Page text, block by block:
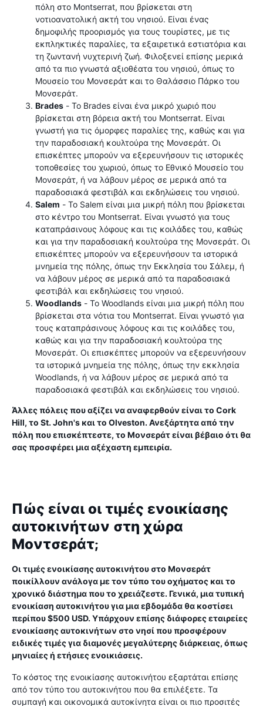
πόλη στο Montserrat, που βρίσκεται στη
νοτιοανατολική ακτή του νησιού. Είναι ένας
δημοφιλής προορισμός για τους τουρίστες, με τις
εκπληκτικές παραλίες, τα εξαιρετικά εστιατόρια και
τη ζωντανή νυχτερινή ζωή. Φιλοξενεί επίσης μερικά
από τα πιο γνωστά αξιοθέατα του νησιού, όπως το
Μουσείο του Μονσεράτ και το Θαλάσσιο Πάρκο του
Μονσεράτ.
Brades - Το Brades είναι ένα μικρό χωριό που
βρίσκεται στη βόρεια ακτή του Montserrat. Είναι
γνωστή για τις όμορφες παραλίες της, καθώς και για
την παραδοσιακή κουλτούρα της Μονσεράτ. Οι
επισκέπτες μπορούν να εξερευνήσουν τις ιστορικές
τοποθεσίες του χωριού, όπως το Εθνικό Μουσείο του
Μονσεράτ, ή να λάβουν μέρος σε μερικά από τα
παραδοσιακά φεστιβάλ και εκδηλώσεις του νησιού.
Salem - Το Salem είναι μια μικρή πόλη που βρίσκεται
στο κέντρο του Montserrat. Είναι γνωστό για τους
καταπράσινους λόφους και τις κοιλάδες του, καθώς
και για την παραδοσιακή κουλτούρα της Μονσεράτ. Οι
επισκέπτες μπορούν να εξερευνήσουν τα ιστορικά
μνημεία της πόλης, όπως την Εκκλησία του Σάλεμ, ή
να λάβουν μέρος σε μερικά από τα παραδοσιακά
φεστιβάλ και εκδηλώσεις του νησιού.
Woodlands - Το Woodlands είναι μια μικρή πόλη που
βρίσκεται στα νότια του Montserrat. Είναι γνωστό για
τους καταπράσινους λόφους και τις κοιλάδες του,
καθώς και για την παραδοσιακή κουλτούρα της
Μονσεράτ. Οι επισκέπτες μπορούν να εξερευνήσουν
τα ιστορικά μνημεία της πόλης, όπως την εκκλησία
Woodlands, ή να λάβουν μέρος σε μερικά από τα
παραδοσιακά φεστιβάλ και εκδηλώσεις του νησιού.
Άλλες πόλεις που αξίζει να αναφερθούν είναι το Cork
Hill, το St. John's και το Olveston. Ανεξάρτητα από την
πόλη που επισκέπτεστε, το Μονσεράτ είναι βέβαιο ότι θα
σας προσφέρει μια αξέχαστη εμπειρία.
Πώς είναι οι τιμές ενοικίασης
αυτοκινήτων στη χώρα
Μοντσεράτ;
Οι τιμές ενοικίασης αυτοκινήτου στο Μονσεράτ
ποικίλλουν ανάλογα με τον τύπο του οχήματος και το
χρονικό διάστημα που το χρειάζεστε. Γενικά, μια τυπική
ενοικίαση αυτοκινήτου για μια εβδομάδα θα κοστίσει
περίπου $500 USD. Υπάρχουν επίσης διάφορες εταιρείες
ενοικίασης αυτοκινήτων στο νησί που προσφέρουν
ειδικές τιμές για διαμονές μεγαλύτερης διάρκειας, όπως
μηνιαίες ή ετήσιες ενοικιάσεις.
Το κόστος της ενοικίασης αυτοκινήτου εξαρτάται επίσης
από τον τύπο του αυτοκινήτου που θα επιλέξετε. Τα
συμπαγή και οικονομικά αυτοκίνητα είναι οι πιο προσιτές